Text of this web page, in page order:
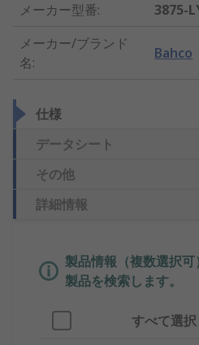
メーカー型番:
3875-
メーカー/ブランド
名:
Bahco
仕様
データシート
その他
詳細情報
製品情報（複数選択
製品を検索します。
すべて選択